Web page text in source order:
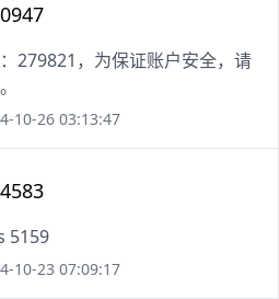
279821，为保证账户安全，请
10-26 03:13:47
5159
10-23 07:09:17